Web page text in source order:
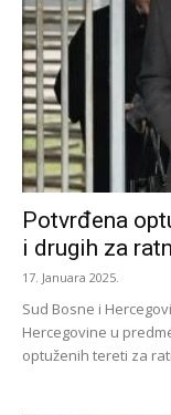
Potvrđena
i drugih za
17. Januara 2025.
Sud Bosne i
Hercegovine u
optuženih tereti za